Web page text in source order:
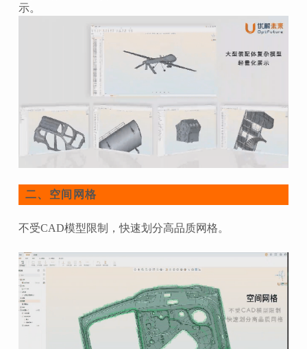
示。
二、 空间网格
不受CAD模型限制，快速划分高品质网格。